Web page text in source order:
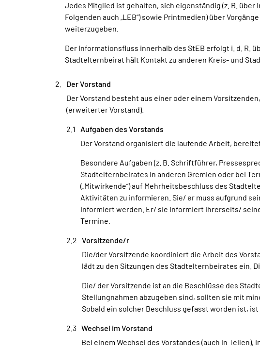
Jedes Mitglied ist gehalten, sich eigenständig (z. B.
Folgenden auch „LEB“) sowie Printmedien) über
weiterzugeben.
Der Informationsfluss innerhalb des StEB erfolgt i. d. R.
Stadtelternbeirat hält Kontakt zu anderen Kreis- und
Der Vorstand
Der Vorstand besteht aus einer oder einem
(erweiterter Vorstand).
Aufgaben des Vorstands
Der Vorstand organisiert die laufende Arbeit,
Besondere Aufgaben (z. B. Schriftführer,
Stadtelternbeirates in anderen Gremien oder bei
(„Mitwirkende“) auf Mehrheitsbeschluss des
Aktivitäten zu informieren. Sie/ er muss aufgrund
informiert werden. Er/ sie informiert ihrerseits/
Termine.
Vorsitzende/r
Die/der Vorsitzende koordiniert die Arbeit des
lädt zu den Sitzungen des Stadtelternbeirates ein.
Die/ der Vorsitzende ist an die Beschlüsse des
Stellungnahmen abzugeben sind, sollten sie mit
Sobald ein solcher Beschluss gefasst worden ist,
Wechsel im Vorstand
Bei einem Wechsel des Vorstandes (auch in